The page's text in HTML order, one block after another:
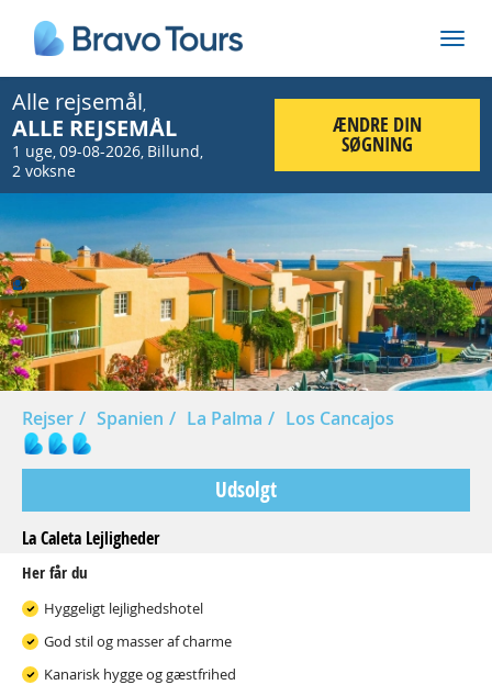
Alle rejsemål,
ALLE REJSEMÅL
1 uge,09-08-2026, Billund,
2 voksne
ÆNDRE DIN
SØGNING
Prev
Rejser Spanien La Palma Los Cancajos
Udsolgt
La Caleta Lejligheder
Her får du
Hyggeligt lejlighedshotel
God stil og masser af charme
Kanarisk hygge og gæstfrihed